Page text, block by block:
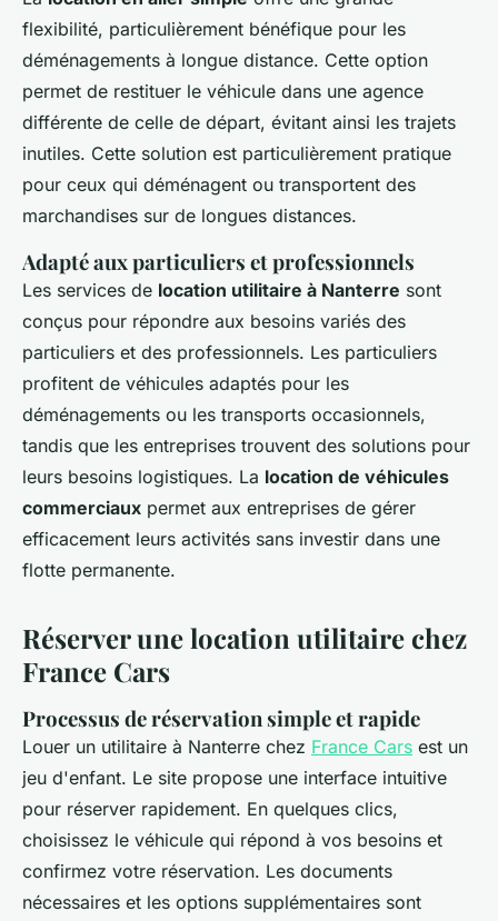
flexibilité, particulièrement bénéfique pour les
déménagements à longue distance. Cette option
permet de restituer le véhicule dans une agence
différente de celle de départ, évitant ainsi les trajets
inutiles. Cette solution est particulièrement pratique
pour ceux qui déménagent ou transportent des
marchandises sur de longues distances.
Adapté aux particuliers et professionnels
Les services de location utilitaire à Nanterre sont
conçus pour répondre aux besoins variés des
particuliers et des professionnels. Les particuliers
profitent de véhicules adaptés pour les
déménagements ou les transports occasionnels,
tandis que les entreprises trouvent des solutions pour
leurs besoins logistiques. La location de véhicules
commerciaux permet aux entreprises de gérer
efficacement leurs activités sans investir dans une
flotte permanente.
Réserver une location utilitaire chez
France Cars
Processus de réservation simple et rapide
Louer un utilitaire à Nanterre chez France Cars est un
jeu d'enfant. Le site propose une interface intuitive
pour réserver rapidement. En quelques clics,
choisissez le véhicule qui répond à vos besoins et
confirmez votre réservation. Les documents
nécessaires et les options supplémentaires sont